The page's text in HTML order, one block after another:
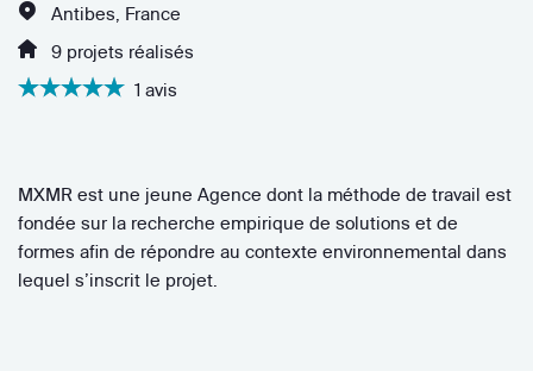
Antibes, France
9 projets réalisés
1 avis
MXMR est une jeune Agence dont la méthode de travail est
fondée sur la recherche empirique de solutions et de
formes afin de répondre au contexte environnemental dans
lequel s’inscrit le projet.